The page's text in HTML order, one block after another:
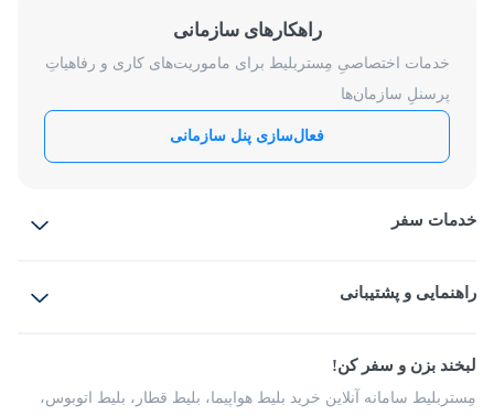
راهکارهای سازمانی
خدمات اختصاصیِ مِستربلیط برای ماموریت‌های کاری و رفاهیاتِ
پرسنلِ سازمان‌ها
فعال‌سازی پنل سازمانی
خدمات سفر
بلیط قطار
راهنمایی و پشتیبانی
شرایط و مقررات
راهکار سازمانی
فرصت‌های شغلی
لبخند بزن و سفر کن!
مِستربلیط سامانه آنلاین خرید بلیط هواپیما، بلیط قطار، بلیط اتوبوس،